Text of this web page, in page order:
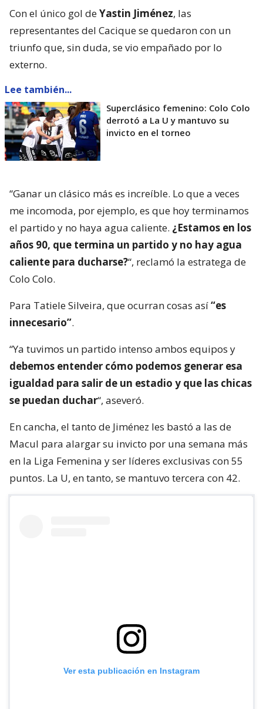
Con el único gol deYastin Jiménez, las
representantes del Cacique se quedaron con un
triunfo que, sin duda, se vio empañado por lo
externo.
Lee también...
Superclásico femenino: Colo Colo
derrotó a La U y mantuvo su
invicto en el torneo
“Ganar un clásico más es increíble. Lo que a veces
me incomoda, por ejemplo, es que hoy terminamos
el partido y no haya agua caliente. ¿Estamos en los
años 90, que termina un partido y no hay agua
caliente para ducharse?“, reclamó la estratega de
Colo Colo.
Para Tatiele Silveira, que ocurran cosas así“es
innecesario”.
“Ya tuvimos un partido intenso ambos equipos y
debemos entender cómo podemos generar esa
igualdad para salir de un estadio y que las chicas
se puedan duchar“, aseveró.
En cancha, el tanto de Jiménez les bastó a las de
Macul para alargar su invicto por una semana más
en la Liga Femenina y ser líderes exclusivas con 55
puntos. La U, en tanto, se mantuvo tercera con 42.
Ver esta publicación en Instagram